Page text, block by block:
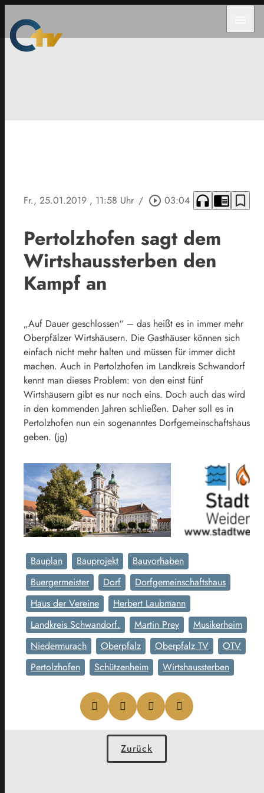
Fr., 25.01.2019 , 11:58 Uhr / play_circle_outline 03:04 headphones chrome_reader_mode bookmark_border
Pertolzhofen sagt dem
Wirtshaussterben den
Kampf an
„Auf Dauer geschlossen“ – das heißt es in immer mehr
Oberpfälzer Wirtshäusern. Die Gasthäuser können sich
einfach nicht mehr halten und müssen für immer dicht
machen. Auch in Pertolzhofen im Landkreis Schwandorf
kennt man dieses Problem: von den einst fünf
Wirtshäusern gibt es nur noch eins. Doch auch das wird
in den kommenden Jahren schließen. Daher soll es in
Pertolzhofen nun ein sogenanntes Dorfgemeinschaftshaus
geben. (jg)
Bauplan Bauprojekt
Bauvorhaben
Buergermeister
Dorf
Dorfgemeinschaftshaus
Haus der Vereine
Herbert Laubmann
Landkreis Schwandorf.
Martin Prey
Musikerheim
Niedermurach
Oberpfalz Oberpfalz TV
OTV
Pertolzhofen
Schützenheim Wirtshaussterben
Zurück